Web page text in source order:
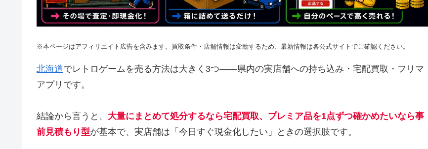
※本ページはアフィリエイト広告を含みます。買取条件・店舗情報は変動するため、最新情報は各公式サイトでご確認ください。
北海道でレトロゲームを売る方法は大きく3つ——県内の実店舗への持ち込み・宅配買取・フリマ
アプリです。
結論から言うと、 大量にまとめて処分するなら宅配買取、プレミア品を1点ずつ確かめたいなら事
前見積もり型が基本で、実店舗は「今日すぐ現金化したい」ときの選択肢です。